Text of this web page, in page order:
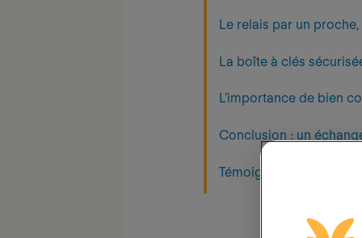
Le relais par un
La boîte à clés
L’importance de bien
Conclusion : un
Témoignages de